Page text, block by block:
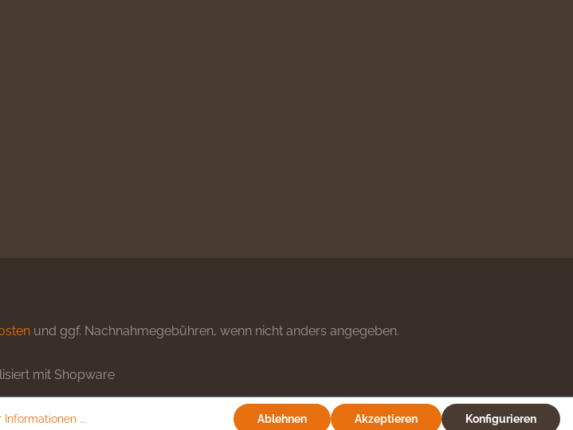
und ggf. Nachnahmegebühren, wenn nicht anders angegeben.
mit Shopware
Informationen ... Ablehnen Akzeptieren Konfigurieren